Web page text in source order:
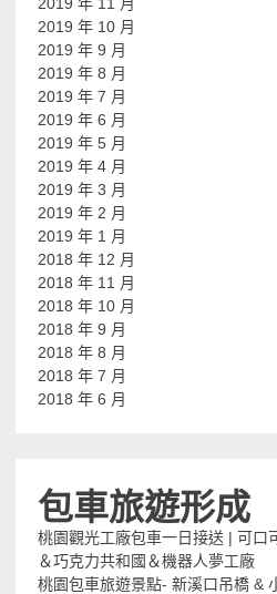
2019 年 10 月
2019 年 9 月
2019 年 8 月
2019 年 7 月
2019 年 6 月
2019 年 5 月
2019 年 4 月
2019 年 3 月
2019 年 2 月
2019 年 1 月
2018 年 12 月
2018 年 11 月
2018 年 10 月
2018 年 9 月
2018 年 8 月
2018 年 7 月
2018 年 6 月
包車旅遊形成
桃園觀光工廠包車一日接送 | 可口
＆巧克力共和國＆機器人夢工廠
桃園包車旅遊景點- 新溪口吊橋 &